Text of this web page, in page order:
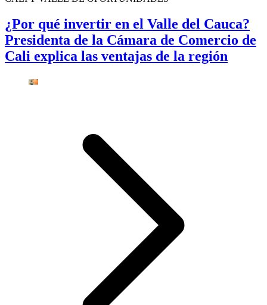
¿Por qué invertir en el Valle del Cauca?
Presidenta de la Cámara de Comercio de
Cali explica las ventajas de la región